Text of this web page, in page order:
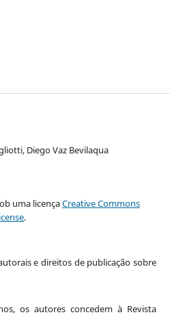
Diego Vaz Bevilaqua
uma licençaCreative Commons
.
e direitos de publicação sobre
os autores concedem à Revista